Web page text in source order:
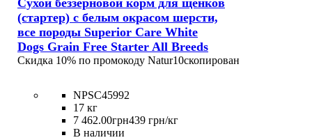
Сухой беззерновой корм для щенков
(стартер) с белым окрасом шерсти,
все породы Superior Care White
Dogs Grain Free Starter All Breeds
Скидка 10% по промокоду Natur10скопирован
NPSC45992
17 кг
7 462.00грн439 грн/кг
В наличии